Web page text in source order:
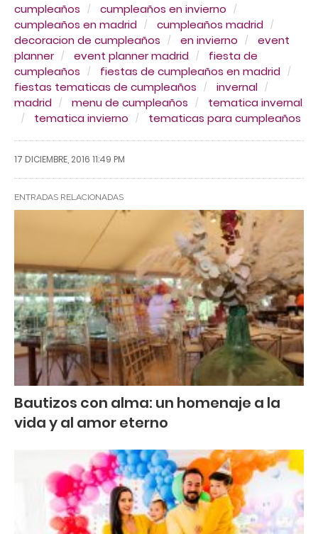
cumpleaños
cumpleaños en invierno
cumpleaños en madrid
cumpleaños madrid
decoracion de cumpleaños
en invierno
event
planner
event planner madrid
fiesta de
cumpleaños
fiestas de cumpleaños en madrid
fiestas tematicas de cumpleaños
invernal
madrid
menu de cumpleaños
tematica invernal
tematica invierno
tematicas para cumpleaños
17 DICIEMBRE, 2016 11:49 PM
ENTRADAS RELACIONADAS
Bautizos con alma: un homenaje a la
vida y al amor eterno